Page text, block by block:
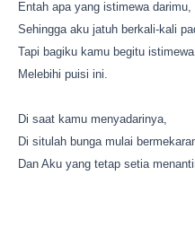
Entah apa yang istimewa darimu,
Sehingga aku jatuh berkali-kali
Tapi bagiku kamu begitu
Melebihi puisi ini.
Di saat kamu menyadarinya,
Di situlah bunga mulai
Dan Aku yang tetap setia